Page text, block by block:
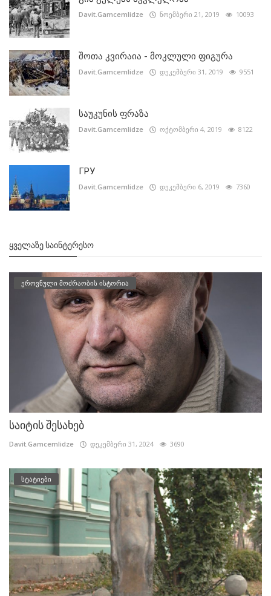
Davit.Gamcemlidze ნოემბერი 21, 2019 10093
შოთა კვირაია - მოკლული ფიგურა
Davit.Gamcemlidze დეკემბერი 31, 2019 9551
საუკუნის ფრაზა
Davit.Gamcemlidze ოქტომბერი 4, 2019 8122
ГРУ
Davit.Gamcemlidze დეკემბერი 6, 2019 7360
ᲧᲕᲔᲚᲐᲖᲔ ᲡᲐᲘᲜᲢᲔᲠᲔᲡᲝ
ეროვნული მოძრაობის ისტორია
საიტის შესახებ
Davit.Gamcemlidze დეკემბერი 31, 2024 3690
სტატიები